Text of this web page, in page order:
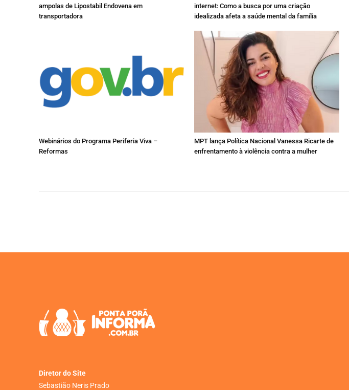
ampolas de Lipostabil Endovena em
transportadora
internet: Como a busca por uma criação
idealizada afeta a saúde mental da família
Webinários do Programa Periferia Viva –
Reformas
MPT lança Política Nacional Vanessa Ricarte de
enfrentamento à violência contra a mulher
Diretor do Site
Sebastião Neris Prado